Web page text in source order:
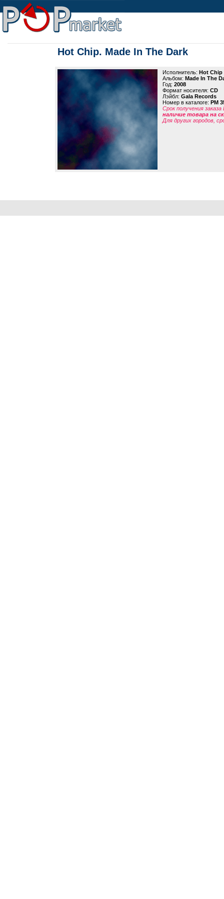
Hot Chip. Made In The Dark
Исполнитель: Hot Chip
Альбом: Made In The
Год: 2008
Формат носителя: CD
Лэйбл: Gala Records
Номер в каталоге: PM
Срок получения
наличие товара на
Для других городов,